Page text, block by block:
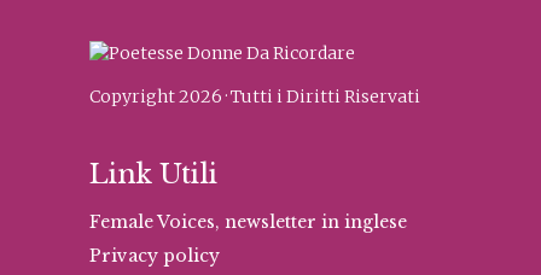
Copyright 2026 · Tutti i Diritti Riservati
Link Utili
Female Voices, newsletter in inglese
Privacy policy